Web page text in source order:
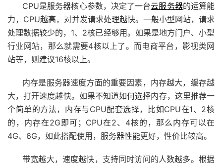
CPU是服务器核心参数，决定了一台云服务器的运算能
力，CPU越高，对并发请求处理越快。一般小型网站，请求
处理数据较少的，1、2核已经够用。如果是地方门户、小型
行业网站，那么就需要4核以上了。而电商平台，影视类网
站等，则建议16核以上。
内存是服务器速度方面的重要因素，内存越大，缓存越
大，打开速度越快。如果不知道如何选择内存，这里推荐一
个简单的方法，内存与CPU配套选择，比如CPU在1、2核
的，内存在2G即可；CPU在2、4核的，那么内存可以在
4G、6G，如此搭配使用，服务器性能更好，性价比较高。
带宽越大，速度越快，支持同时访问的人数越多。根据